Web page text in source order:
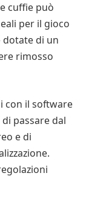
cuffie può
per il gioco
dotate di un
rimosso
con il software
passare dal
e di